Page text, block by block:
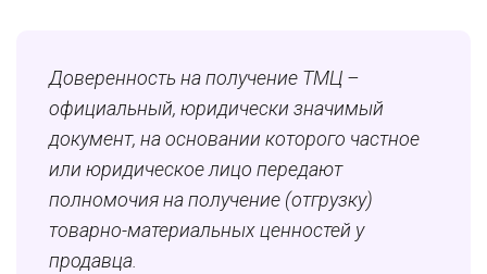
Доверенность на получение ТМЦ –
официальный, юридически значимый
документ, на основании которого частное
или юридическое лицо передают
полномочия на получение (отгрузку)
товарно-материальных ценностей у
продавца.